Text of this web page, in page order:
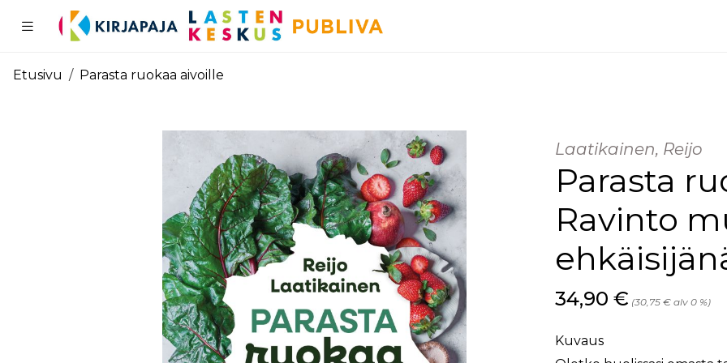
Etusivu Parasta ruokaa aivoille
Laatikainen, Reijo
Parasta
Ravinto
Hinta nyt
34,90 € (30,75 € alv 0 %)
Kuvaus